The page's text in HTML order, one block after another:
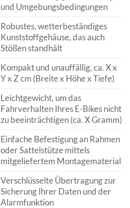
und Umgebungsbedingungen
Robustes, wetterbeständiges
Kunststoffgehäuse, das auch
Stößen standhält
Kompakt und unauffällig, ca. X x
Y x Z cm (Breite x Höhe x Tiefe)
Leichtgewicht, um das
Fahrverhalten Ihres E-Bikes nicht
zu beeinträchtigen (ca. X Gramm)
Einfache Befestigung an Rahmen
oder Sattelstütze mittels
mitgeliefertem Montagematerial
Verschlüsselte Übertragung zur
Sicherung Ihrer Daten und der
Alarmfunktion